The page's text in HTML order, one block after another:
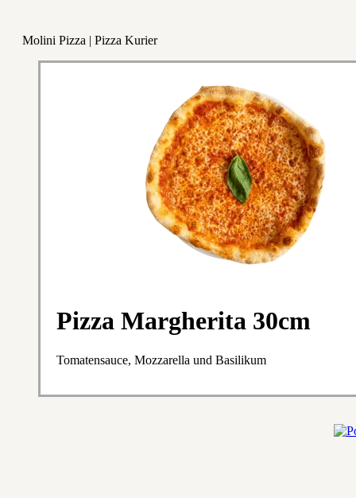
Molini Pizza | Pizza Kurier
Pizza Margherita 30cm
Tomatensauce, Mozzarella und Basilikum